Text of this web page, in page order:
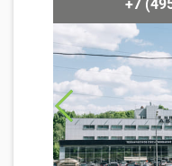
+7